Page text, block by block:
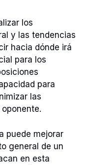
los
y las tendencias
hacia dónde irá
para los
para
las
puede mejorar
general de un
en esta